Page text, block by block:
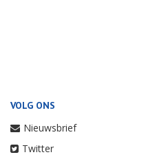
VOLG ONS
Nieuwsbrief
Twitter